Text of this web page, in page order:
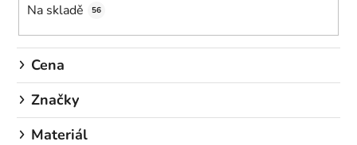
o
d
k
Na skladě 56
Cena
Značky
Materiál